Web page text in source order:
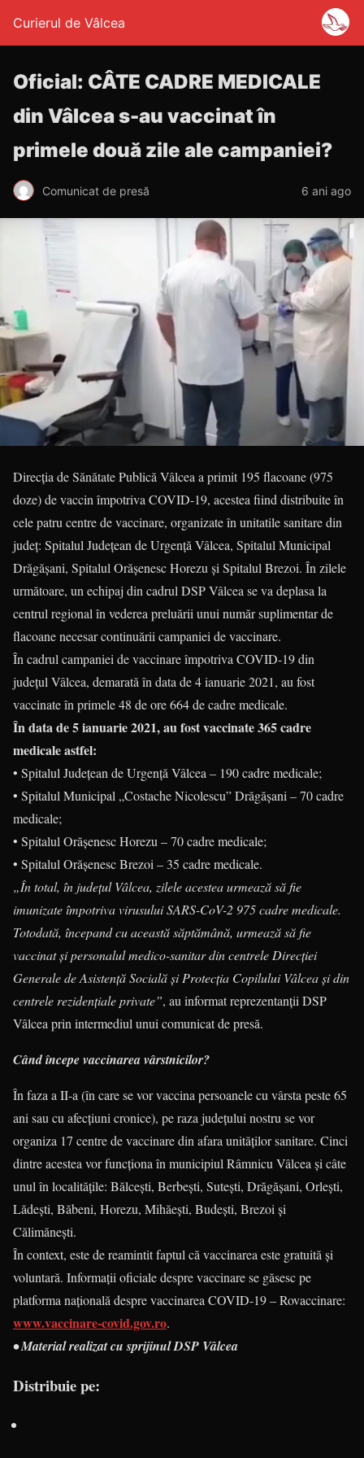
Curierul de Vâlcea
Oficial: CÂTE CADRE MEDICALE
din Vâlcea s-au vaccinat în
primele două zile ale campaniei?
Comunicat de presă 6 ani ago
Direcția de Sănătate Publică Vâlcea a primit 195 flacoane (975
doze) de vaccin împotriva COVID-19, acestea fiind distribuite în
cele patru centre de vaccinare, organizate în unitatile sanitare din
județ: Spitalul Județean de Urgență Vâlcea, Spitalul Municipal
Drăgășani, Spitalul Orășenesc Horezu și Spitalul Brezoi. În zilele
următoare, un echipaj din cadrul DSP Vâlcea se va deplasa la
centrul regional în vederea preluării unui număr suplimentar de
flacoane necesar continuării campaniei de vaccinare.
În cadrul campaniei de vaccinare împotriva COVID-19 din
județul Vâlcea, demarată în data de 4 ianuarie 2021, au fost
vaccinate în primele 48 de ore 664 de cadre medicale.
În data de 5 ianuarie 2021, au fost vaccinate 365 cadre
medicale astfel:
• Spitalul Județean de Urgență Vâlcea – 190 cadre medicale;
• Spitalul Municipal „Costache Nicolescu” Drăgășani – 70 cadre
medicale;
• Spitalul Orășenesc Horezu – 70 cadre medicale;
• Spitalul Orășenesc Brezoi – 35 cadre medicale.
„În total, în județul Vâlcea, zilele acestea urmează să fie
imunizate împotriva virusului SARS-CoV-2 975 cadre medicale.
Totodată, începand cu această săptămână, urmează să fie
vaccinat și personalul medico-sanitar din centrele Direcției
Generale de Asistență Socială și Protecția Copilului Vâlcea și din
centrele rezidențiale private”, au informat reprezentanții DSP
Vâlcea prin intermediul unui comunicat de presă.
Când începe vaccinarea vârstnicilor?
În faza a II-a (în care se vor vaccina persoanele cu vârsta peste 65
ani sau cu afecțiuni cronice), pe raza județului nostru se vor
organiza 17 centre de vaccinare din afara unităților sanitare. Cinci
dintre acestea vor funcționa în municipiul Râmnicu Vâlcea și câte
unul în localitățile: Bălcești, Berbești, Sutești, Drăgășani, Orlești,
Lădești, Băbeni, Horezu, Mihăești, Budești, Brezoi și
Călimănești.
În context, este de reamintit faptul că vaccinarea este gratuită și
voluntară. Informații oficiale despre vaccinare se găsesc pe
platforma națională despre vaccinarea COVID-19 – Rovaccinare:
www.vaccinare-covid.gov.ro.
• Material realizat cu sprijinul DSP Vâlcea
Distribuie pe: